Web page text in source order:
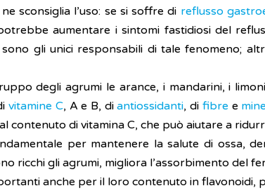
sconsiglia l’uso: se si soffre di reflusso
aumentare i sintomi fastidiosi del
gli unici responsabili di tale fenomeno;
degli agrumi le arance, i mandarini, i
vitamine C, A e B, diantiossidanti, di fibre e
contenuto di vitamina C, che può aiutare a
per mantenere la salute di ossa,
ricchi gli agrumi, migliora l’assorbimento del
anche per il loro contenuto in